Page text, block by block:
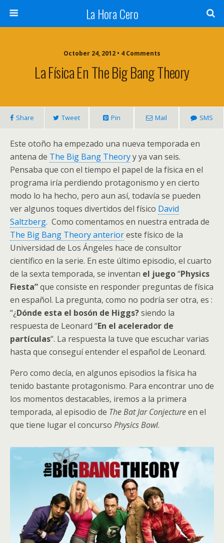
La Hora Cero
October 24, 2012 • 4 Comments
La Física En The Big Bang Theory
Share Tweet Pin Mail SMS
Este otoño ha empezado una nueva temporada en
antena de The Big Bang Theoryy ya van seis.
Pensaba que con el tiempo el papel de la física en el
programa iría perdiendo protagonismo y en cierto
modo lo ha hecho, pero aun así, todavía se pueden
ver algunos toques divertidos del físico David
Saltzberg. Como comentamos en nuestra entrada de
The Big Bang Theory anterioreste físico de la
Universidad de Los Ángeles hace de consultor
científico en la serie. En este último episodio, el cuarto
de la sexta temporada, se inventan el juego“Physics
Fiesta”que consiste en responder preguntas de física
en español. La pregunta, como no podría ser otra, es :
“¿Dónde esta el bosón de Higgs?siendo la
respuesta de Leonard “En el acelerador de
partículas“. La respuesta la tuve que escuchar varias
hasta que conseguí entender el español de Leonard.
Pero como decía, en algunos episodios la física ha
tenido bastante protagonismo. Para encontrar uno de
los momentos destacables, iremos a la primera
temporada, al episodio de The Bat Jar Conjectureen el
que tiene lugar el concurso Physics Bowl.